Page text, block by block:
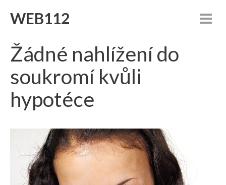
WEB112
Žádné nahlížení do
soukromí kvůli
hypotéce